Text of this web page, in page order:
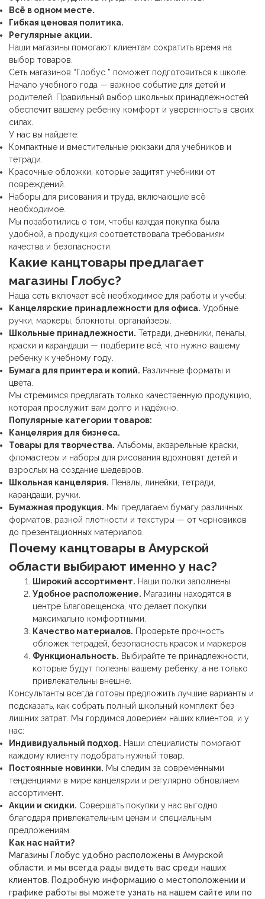
Всё в одном месте.
Гибкая ценовая политика.
Регулярные акции.
Наши магазины помогают клиентам сократить время на
выбор товаров.
Сеть магазинов “Глобус ” поможет подготовиться к школе.
Начало учебного года — важное событие для детей и
родителей. Правильный выбор школьных принадлежностей
обеспечит вашему ребенку комфорт и уверенность в своих
силах.
У нас вы найдете:
Компактные и вместительные рюкзаки для учебников и
тетради.
Красочные обложки, которые защитят учебники от
повреждений.
Наборы для рисования и труда, включающие всё
необходимое.
Мы позаботились о том, чтобы каждая покупка была
удобной, а продукция соответствовала требованиям
качества и безопасности.
Какие канцтовары предлагает
магазины Глобус?
Наша сеть включает всё необходимое для работы и учебы:
Канцелярские принадлежности для офиса. Удобные
ручки, маркеры, блокноты, органайзеры.
Школьные принадлежности. Тетради, дневники, пеналы,
краски и карандаши — подберите всё, что нужно вашему
ребенку к учебному году.
Бумага для принтера и копий. Различные форматы и
цвета.
Мы стремимся предлагать только качественную продукцию,
которая прослужит вам долго и надёжно.
Популярные категории товаров:
Канцелярия для бизнеса.
Товары для творчества. Альбомы, акварельные краски,
фломастеры и наборы для рисования вдохновят детей и
взрослых на создание шедевров.
Школьная канцелярия. Пеналы, линейки, тетради,
карандаши, ручки.
Бумажная продукция. Мы предлагаем бумагу различных
форматов, разной плотности и текстуры — от черновиков
до презентационных материалов.
Почему канцтовары в Амурской
области выбирают именно у нас?
Широкий ассортимент. Наши полки заполнены
Удобное расположение. Магазины находятся в
центре Благовещенска, что делает покупки
максимально комфортными.
Качество материалов. Проверьте прочность
обложек тетрадей, безопасность красок и маркеров
Функциональность. Выбирайте те принадлежности,
которые будут полезны вашему ребенку, а не только
привлекательны внешне.
Консультанты всегда готовы предложить лучшие варианты и
подсказать, как собрать полный школьный комплект без
лишних затрат. Мы гордимся доверием наших клиентов, и у
нас:
Индивидуальный подход. Наши специалисты помогают
каждому клиенту подобрать нужный товар.
Постоянные новинки. Мы следим за современными
тенденциями в мире канцелярии и регулярно обновляем
ассортимент.
Акции и скидки. Совершать покупки у нас выгодно
благодаря привлекательным ценам и специальным
предложениям.
Как нас найти?
Магазины Глобус удобно расположены в Амурской
области, и мы всегда рады видеть вас среди наших
клиентов. Подробную информацию о местоположении и
графике работы вы можете узнать на нашем сайте или по